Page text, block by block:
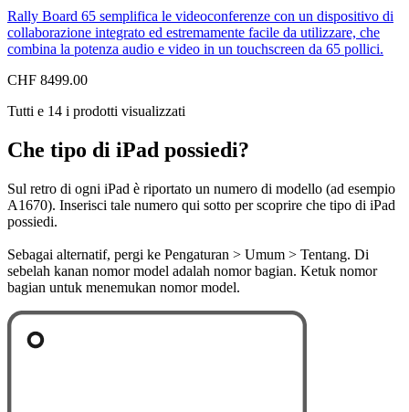
Rally Board 65 semplifica le videoconferenze con un dispositivo di
collaborazione integrato ed estremamente facile da utilizzare, che
combina la potenza audio e video in un touchscreen da 65 pollici.
CHF 8499.00
Tutti e 14 i prodotti visualizzati
Che tipo di iPad possiedi?
Sul retro di ogni iPad è riportato un numero di modello (ad esempio
A1670). Inserisci tale numero qui sotto per scoprire che tipo di iPad
possiedi.
Sebagai alternatif, pergi ke Pengaturan > Umum > Tentang. Di
sebelah kanan nomor model adalah nomor bagian. Ketuk nomor
bagian untuk menemukan nomor model.